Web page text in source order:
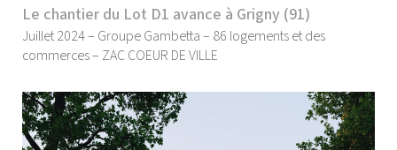
Le chantier du Lot D1 avance à Grigny (91)
Juillet 2024 – Groupe Gambetta – 86 logements et des
commerces – ZAC COEUR DE VILLE